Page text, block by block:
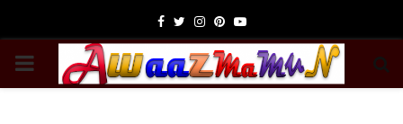
Facebook
TwitterInstagram
Pinterest
Youtube
PRIMARY